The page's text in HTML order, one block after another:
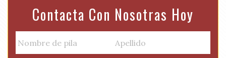
Contacta Con Nosotras Hoy
a